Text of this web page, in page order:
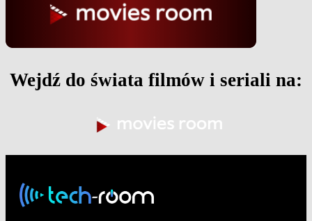
Wejdź do świata filmów i seriali na: